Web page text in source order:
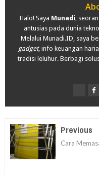
Halo! Saya Munadi ,
antusias pada dunia
Melalui Munadi.ID, saya
gadget, info keuangan
tradisi leluhur. Berbagi
Previous
Cara